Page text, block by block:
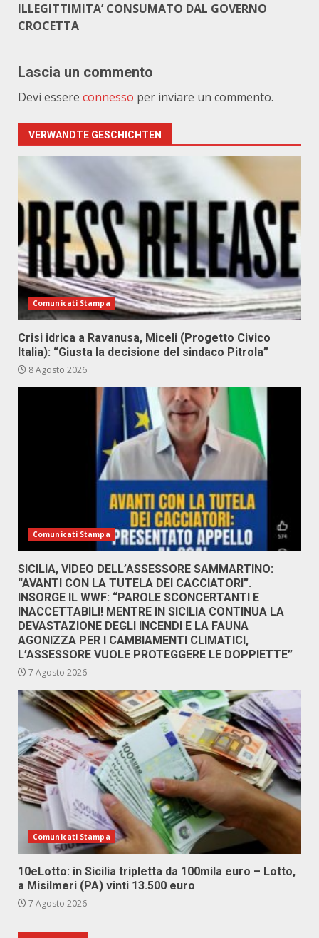
ILLEGITTIMITA’ CONSUMATO DAL GOVERNO
CROCETTA
Lascia un commento
Devi essere connesso per inviare un commento.
VERWANDTE GESCHICHTEN
Comunicati Stampa
Crisi idrica a Ravanusa, Miceli (Progetto Civico
Italia): “Giusta la decisione del sindaco Pitrola”
8 Agosto 2026
Comunicati Stampa
SICILIA, VIDEO DELL’ASSESSORE SAMMARTINO:
“AVANTI CON LA TUTELA DEI CACCIATORI”.
INSORGE IL WWF: “PAROLE SCONCERTANTI E
INACCETTABILI! MENTRE IN SICILIA CONTINUA LA
DEVASTAZIONE DEGLI INCENDI E LA FAUNA
AGONIZZA PER I CAMBIAMENTI CLIMATICI,
L’ASSESSORE VUOLE PROTEGGERE LE DOPPIETTE”
7 Agosto 2026
Comunicati Stampa
10eLotto: in Sicilia tripletta da 100mila euro – Lotto,
a Misilmeri (PA) vinti 13.500 euro
7 Agosto 2026